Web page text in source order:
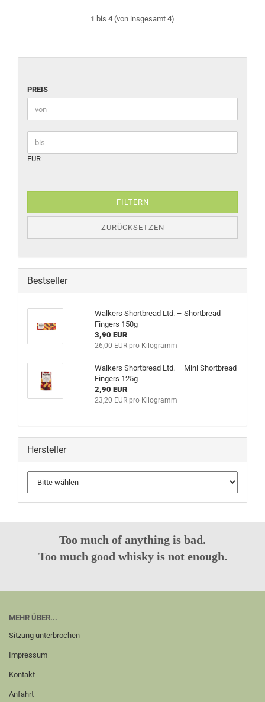
1 bis 4 (von insgesamt 4)
PREIS
PREIS
Preis bis
-
EUR
FILTERN
ZURÜCKSETZEN
Bestseller
Walkers Shortbread Ltd. – Shortbread
Fingers 150g
3,90 EUR
26,00 EUR pro Kilogramm
Walkers Shortbread Ltd. – Mini Shortbread
Fingers 125g
2,90 EUR
23,20 EUR pro Kilogramm
Hersteller
Too much of anything is bad.
Too much good whisky is not enough.
MEHR ÜBER...
Sitzung unterbrochen
Impressum
Kontakt
Anfahrt